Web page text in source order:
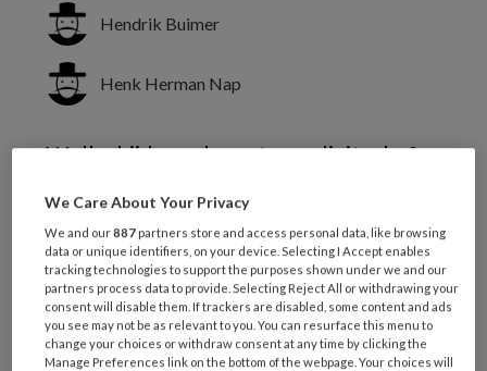
Hendrik Buimer
Henk Herman Nap
Welke bijdrage levert een digitaal of
toegankelijkheid, betaalbaarheid en
duurzaamheid van de geleverde zorg?
Dit kan worden geëvalueerd met de
Waardewaaier-methodiek, opgesteld
door Vilans.
We Care About Your Privacy
We and our887 partners store and access personal data, like browsing
data or unique identifiers, on your device. Selecting I Accept enables
tracking technologies to support the purposes shown under we and our
partners process data to provide. Selecting Reject All or withdrawing your
consent will disable them. If trackers are disabled, some content and ads
you see may not be as relevant to you. You can resurface this menu to
change your choices or withdraw consent at any time by clicking the
Manage Preferences link on the bottom of the webpage. Your choices will